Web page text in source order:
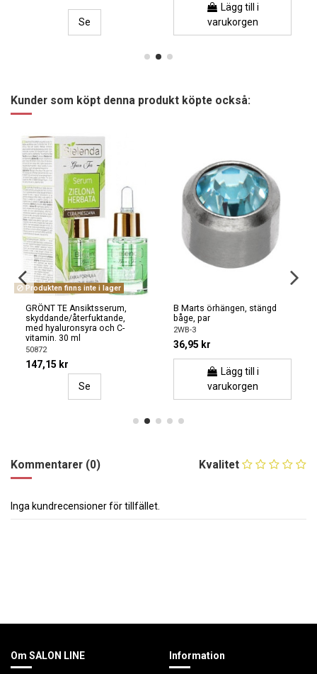
Se
Lägg till i
varukorgen
Kunder som köpt denna produkt köpte också:
Produkten finns inte i lager
GRÖNT TE Ansiktsserum,
skyddande/återfuktande,
med hyaluronsyra och C-
vitamin. 30 ml
50872
147,15 kr
Se
B Marts örhängen, stängd
båge, par
2WB-3
36,95 kr
Lägg till i
varukorgen
Kvalitet
Kommentarer (0)
Inga kundrecensioner för tillfället.
Om SALON LINE Information